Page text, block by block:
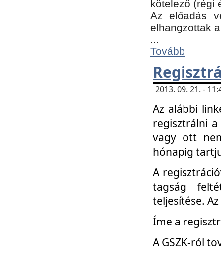
kötelező (régi
Az előadás
elhangzottak
...
Tovább
2013. 09. 21. -
Az alábbi
regisztrálni
vagy ott
hónapig
A
tagság
teljesítése.
Íme a
A GSZK-ról